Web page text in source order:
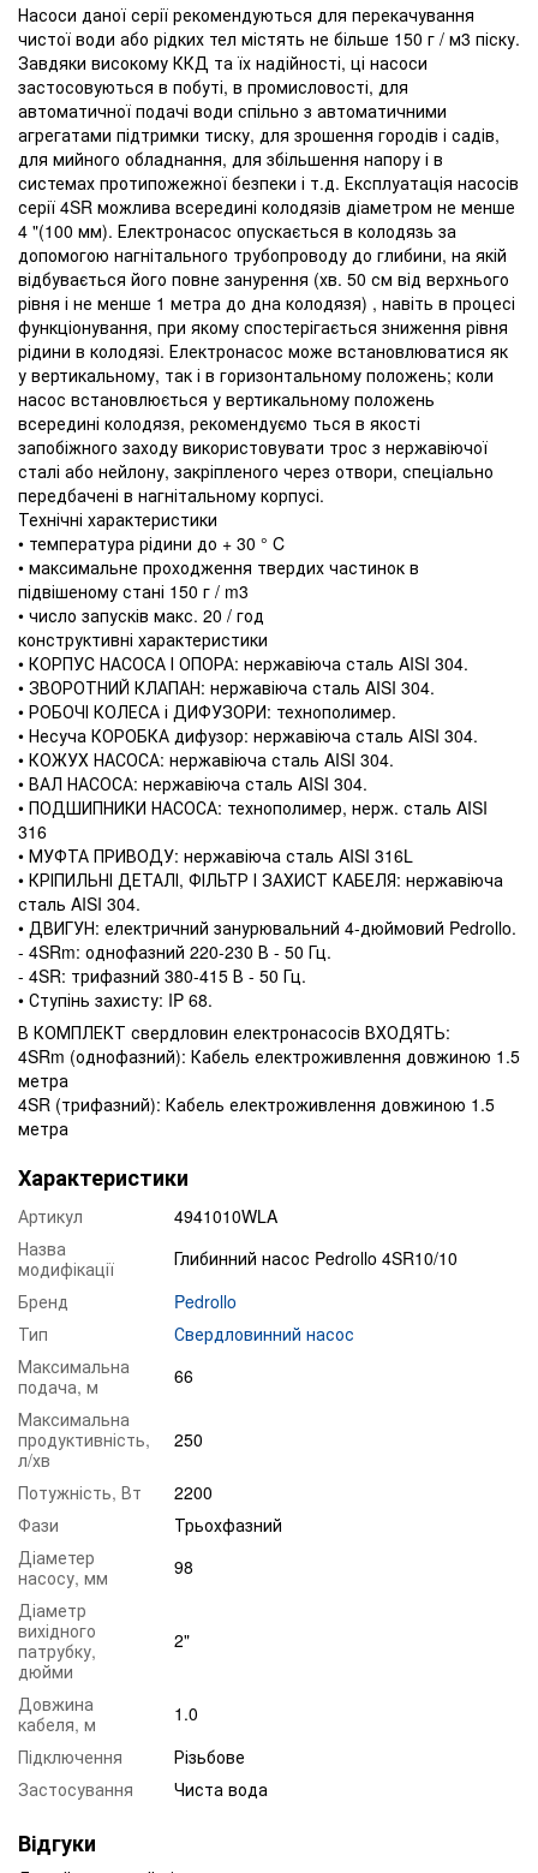
Насоси даної серії рекомендуються для перекачування
чистої води або рідких тел містять не більше 150 г / м3 піску.
Завдяки високому ККД та їх надійності, ці насоси
застосовуються в побуті, в промисловості, для
автоматичної подачі води спільно з автоматичними
агрегатами підтримки тиску, для зрошення городів і садів,
для мийного обладнання, для збільшення напору і в
системах протипожежної безпеки і т.д. Експлуатація насосів
серії 4SR можлива всередині колодязів діаметром не менше
4 "(100 мм). Електронасос опускається в колодязь за
допомогою нагнітального трубопроводу до глибини, на якій
відбувається його повне занурення (хв. 50 см від верхнього
рівня і не менше 1 метра до дна колодязя) , навіть в процесі
функціонування, при якому спостерігається зниження рівня
рідини в колодязі. Електронасос може встановлюватися як
у вертикальному, так і в горизонтальному положень; коли
насос встановлюється у вертикальному положень
всередині колодязя, рекомендуємо ться в якості
запобіжного заходу використовувати трос з нержавіючої
сталі або нейлону, закріпленого через отвори, спеціально
передбачені в нагнітальному корпусі.
Технічні характеристики
• температура рідини до + 30 ° C
• максимальне проходження твердих частинок в
підвішеному стані 150 г / m3
• число запусків макс. 20 / год
конструктивні характеристики
• КОРПУС НАСОСА І ОПОРА: нержавіюча сталь AISI 304.
• ЗВОРОТНИЙ КЛАПАН: нержавіюча сталь AISI 304.
• РОБОЧІ КОЛЕСА і ДИФУЗОРИ: технополимер.
• Несуча КОРОБКА дифузор: нержавіюча сталь AISI 304.
• КОЖУХ НАСОСА: нержавіюча сталь AISI 304.
• ВАЛ НАСОСА: нержавіюча сталь AISI 304.
• ПОДШИПНИКИ НАСОСА: технополимер, нерж. сталь AISI
316
• МУФТА ПРИВОДУ: нержавіюча сталь AISI 316L
• КРІПИЛЬНІ ДЕТАЛІ, ФІЛЬТР І ЗАХИСТ КАБЕЛЯ: нержавіюча
сталь AISI 304.
• ДВИГУН: електричний занурювальний 4-дюймовий Pedrollo.
- 4SRm: однофазний 220-230 В - 50 Гц.
- 4SR: трифазний 380-415 В - 50 Гц.
• Ступінь захисту: IP 68.
В КОМПЛЕКТ свердловин електронасосів ВХОДЯТЬ:
4SRm (однофазний): Кабель електроживлення довжиною 1.5
метра
4SR (трифазний): Кабель електроживлення довжиною 1.5
метра
Характеристики
Артикул
4941010WLA
Назва
модифікації
Глибинний насос Pedrollo 4SR10/10
Бренд
Pedrollo
Тип
Свердловинний насос
Максимальна
подача, м
66
Максимальна
продуктивність,
л/хв
250
Потужність, Вт
2200
Фази
Трьохфазний
Діаметер
насосу, мм
98
Діаметр
вихідного
патрубку,
дюйми
2"
Довжина
кабеля, м
1.0
Підключення
Різьбове
Застосування
Чиста вода
Відгуки